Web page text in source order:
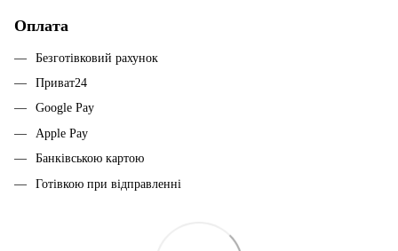
Оплата
Безготівковий рахунок
Приват24
Google Pay
Apple Pay
Банківською картою
Готівкою при відправленні